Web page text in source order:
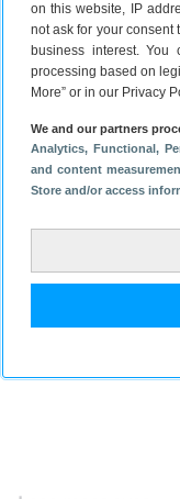
on this website, IP
not ask for your consent
business interest.
processing based on
More” or in our Privacy
We and our partners
Analytics, Functional,
and content
Store and/or access